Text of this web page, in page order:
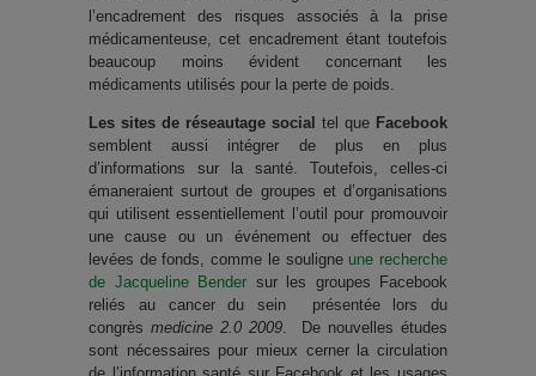
l’encadrement des risques associés à la prise
médicamenteuse, cet encadrement étant toutefois
beaucoup moins évident concernant les
médicaments utilisés pour la perte de poids.
Les sites de réseautage social tel que Facebook
semblent aussi intégrer de plus en plus
d’informations sur la santé. Toutefois, celles-ci
émaneraient surtout de groupes et d’organisations
qui utilisent essentiellement l’outil pour promouvoir
une cause ou un événement ou effectuer des
levées de fonds, comme le souligne une recherche
de Jacqueline Bender sur les groupes Facebook
reliés au cancer du sein présentée lors du
congrès medicine 2.0 2009. De nouvelles études
sont nécessaires pour mieux cerner la circulation